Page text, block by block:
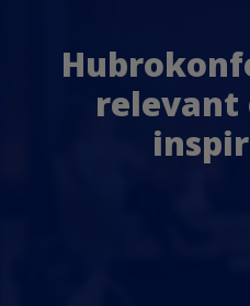
relevant